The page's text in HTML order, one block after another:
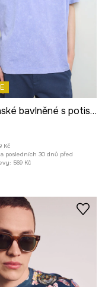
Tričko pánské bavlněné s potiskem z kolekce Kit Mizeres x Medicine
Kč
posledních 30 dnů před
569 Kč